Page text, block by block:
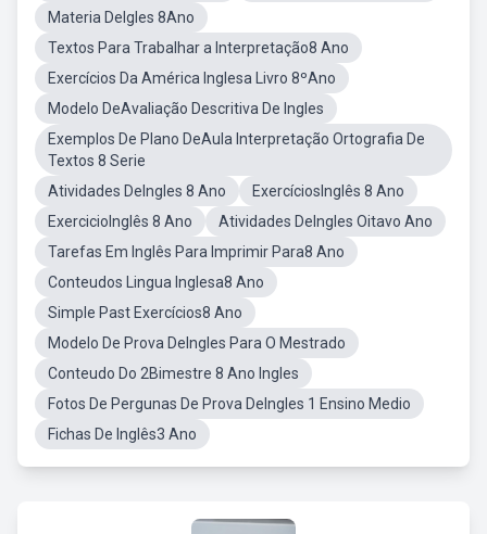
Materia DeIgles 8Ano
Textos Para Trabalhar a Interpretação8 Ano
Exercícios Da América Inglesa Livro 8ºAno
Modelo DeAvaliação Descritiva De Ingles
Exemplos De Plano DeAula Interpretação Ortografia De
Textos 8 Serie
Atividades DeIngles 8 Ano
ExercíciosInglês 8 Ano
ExercicioInglês 8 Ano
Atividades DeIngles Oitavo Ano
Tarefas Em Inglês Para Imprimir Para8 Ano
Conteudos Lingua Inglesa8 Ano
Simple Past Exercícios8 Ano
Modelo De Prova DeIngles Para O Mestrado
Conteudo Do 2Bimestre 8 Ano Ingles
Fotos De Pergunas De Prova DeIngles 1 Ensino Medio
Fichas De Inglês3 Ano